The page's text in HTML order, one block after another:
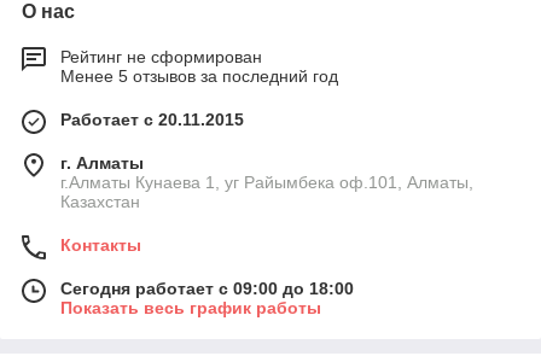
О нас
Рейтинг не сформирован
Менее 5 отзывов за последний год
Работает с 20.11.2015
г. Алматы
г.Алматы Кунаева 1, уг Райымбека оф.101, Алматы,
Казахстан
Контакты
Сегодня работает с 09:00 до 18:00
Показать весь график работы